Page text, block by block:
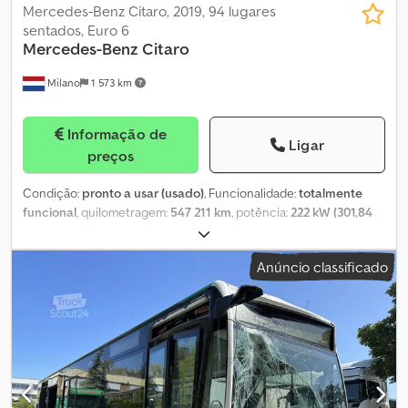
Milano 1 573 km
Mercedes-Benz Citaro, 2019, 94 lugares
sentados, Euro 6
Mercedes-Benz Citaro
Informação de
preços
Ligar
Condição: pronto a usar (usado), Funcionalidade:totalmente
funcional, quilometragem: 547 211 km, potência:222 kW (301,84
, tipo de combustível:
número de lugares:35, número de lugares em pé:59, tipo de
, configuração de eixo:2 eixos, próxima
, classe de emissão:Euro 6
pneu:275/70 R22.5 , comprimento total:12 140 mm, Equipamento:
ABS, adaptado para pessoas com deficiência, aquecedor
estacionário, ar condicionado, controlo de tração, Autocarro
urbano – Mercedes-Benz Citaro Especificações técnicas: -
Primeira matrícula: 2019 - Quilometragem: 547.211 km Dcsdpszqv R
Dofx Aanok - Lugares sentados: 94 - Norma Euro: Euro 6 -
Anúncio classificado